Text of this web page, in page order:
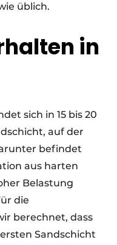
üblich.
in
sich in 15 bis 20
auf der
befindet
aus harten
Belastung
die
berechnet, dass
Sandschicht